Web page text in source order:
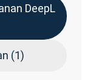
DeepL
(1)